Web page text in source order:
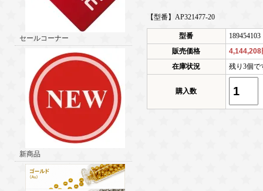
セールコーナー
新商品
【型番】AP321477-20
型番
189454103
販売価格
4,144,208
在庫状況
残り3個で
購入数